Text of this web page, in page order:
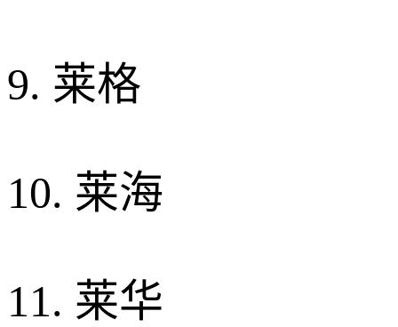
9. 莱格
10. 莱海
11. 莱华